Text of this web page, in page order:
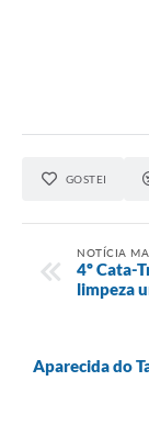
GOSTEI
NOTÍCIA
4º Cata-
limpeza
Aparecida do